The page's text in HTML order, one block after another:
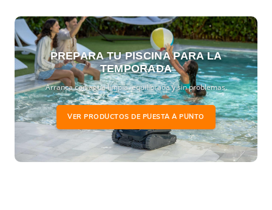
PREPARA TU PISCINA PARA LA
TEMPORADA
Arranca con agua limpia, equilibrada y sin problemas.
VER PRODUCTOS DE PUESTA A PUNTO